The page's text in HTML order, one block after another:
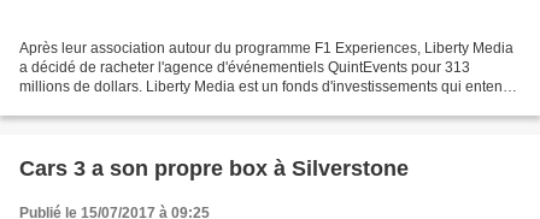
Après leur association autour du programme F1 Experiences, Liberty Media
a décidé de racheter l'agence d'événementiels QuintEvents pour 313
millions de dollars. Liberty Media est un fonds d'investissements qui entend
Cars 3 a son propre box à Silverstone
Publié le 15/07/2017 à 09:25